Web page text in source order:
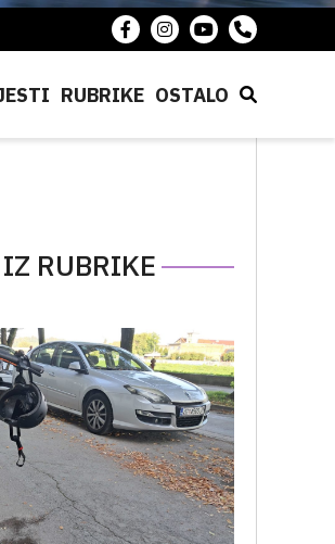
RUBRIKE OSTALO
RUBRIKE